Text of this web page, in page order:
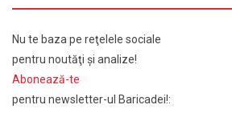
Nu te baza pe reţelele sociale
pentru noutăţi şi analize!
Abonează-te
pentru newsletter-ul Baricadei!: